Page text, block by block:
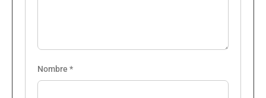
Nombre *